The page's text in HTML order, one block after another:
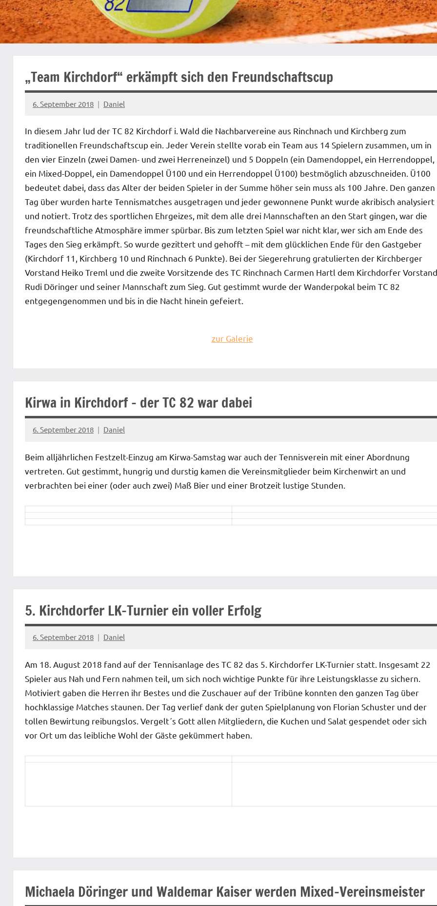
„Team Kirchdorf“ erkämpft sich den Freundschaftscup
6. September 2018 Daniel
In diesem Jahr lud der TC 82 Kirchdorf i. Wald die Nachbarvereine aus Rinchnach und Kirchberg zum
traditionellen Freundschaftscup ein. Jeder Verein stellte vorab ein Team aus 14 Spielern zusammen, um in
den vier Einzeln (zwei Damen- und zwei Herreneinzel) und 5 Doppeln (ein Damendoppel, ein Herrendoppel,
ein Mixed-Doppel, ein Damendoppel Ü100 und ein Herrendoppel Ü100) bestmöglich abzuschneiden. Ü100
bedeutet dabei, dass das Alter der beiden Spieler in der Summe höher sein muss als 100 Jahre. Den ganzen
Tag über wurden harte Tennismatches ausgetragen und jeder gewonnene Punkt wurde akribisch analysiert
und notiert. Trotz des sportlichen Ehrgeizes, mit dem alle drei Mannschaften an den Start gingen, war die
freundschaftliche Atmosphäre immer spürbar. Bis zum letzten Spiel war nicht klar, wer sich am Ende des
Tages den Sieg erkämpft. So wurde gezittert und gehofft – mit dem glücklichen Ende für den Gastgeber
(Kirchdorf 11, Kirchberg 10 und Rinchnach 6 Punkte). Bei der Siegerehrung gratulierten der Kirchberger
Vorstand Heiko Treml und die zweite Vorsitzende des TC Rinchnach Carmen Hartl dem Kirchdorfer Vorstand
Rudi Döringer und seiner Mannschaft zum Sieg. Gut gestimmt wurde der Wanderpokal beim TC 82
entgegengenommen und bis in die Nacht hinein gefeiert.
zur Galerie
Kirwa in Kirchdorf – der TC 82 war dabei
6. September 2018 Daniel
Beim alljährlichen Festzelt-Einzug am Kirwa-Samstag war auch der Tennisverein mit einer Abordnung
vertreten. Gut gestimmt, hungrig und durstig kamen die Vereinsmitglieder beim Kirchenwirt an und
verbrachten bei einer (oder auch zwei) Maß Bier und einer Brotzeit lustige Stunden.
5. Kirchdorfer LK-Turnier ein voller Erfolg
6. September 2018 Daniel
Am 18. August 2018 fand auf der Tennisanlage des TC 82 das 5. Kirchdorfer LK-Turnier statt. Insgesamt 22
Spieler aus Nah und Fern nahmen teil, um sich noch wichtige Punkte für ihre Leistungsklasse zu sichern.
Motiviert gaben die Herren ihr Bestes und die Zuschauer auf der Tribüne konnten den ganzen Tag über
hochklassige Matches staunen. Der Tag verlief dank der guten Spielplanung von Florian Schuster und der
tollen Bewirtung reibungslos. Vergelt´s Gott allen Mitgliedern, die Kuchen und Salat gespendet oder sich
vor Ort um das leibliche Wohl der Gäste gekümmert haben.
Michaela Döringer und Waldemar Kaiser werden Mixed-Vereinsmeister